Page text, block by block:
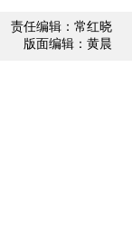
责任编辑：常红晓
版面编辑：黄晨